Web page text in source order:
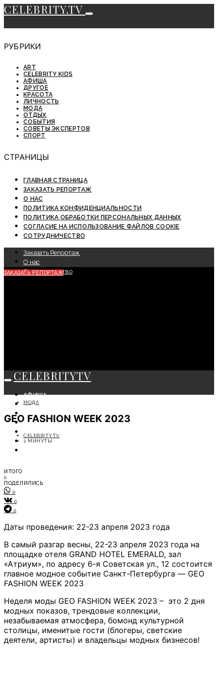
CELEBRITY.TV
РУБРИКИ
ART
CELEBRITY KIDS
АФИША
ДРУГОЕ
КРАСОТА
ЛИЧНОСТЬ
МОДА
ОТДЫХ
СОБЫТИЯ
СОВЕТЫ ЭКСПЕРТОВ
СПОРТ
СТРАНИЦЫ
ГЛАВНАЯ СТРАНИЦА
ЗАКАЗАТЬ РЕПОРТАЖ
О НАС
ПОЛИТИКА КОНФИДЕНЦИАЛЬНОСТИ
ПОЛИТИКА ОБРАБОТКИ ПЕРСОНАЛЬНЫХ ДАННЫХ
СОГЛАСИЕ НА ИСПОЛЬЗОВАНИЕ ФАЙЛОВ COOKIE
СОТРУДНИЧЕСТВО
Заказать Репортаж
О нас
Сотрудничество
ЗАКАЗАТЬ РЕПОРТАЖ
CELEBRITYTV
АФИША
СОБЫТИЯ
КРАСОТА
МОДА
ЛИЧНОСТЬ
ОТДЫХ
МОДА
GEO FASHION WEEK 2023
CELEBRITYTV
2 МИНУТЫ
ИТОГО
0
ПОДЕЛИЛИСЬ
0
0
0
Даты проведения: 22-23 апреля 2023 года
В самый разгар весны, 22-23 апреля 2023 года на
площадке отеля GRAND HOTEL EMERALD, зал
«Атриум», по адресу 6-я Советская ул., 12 состоится
главное модное событие Санкт-Петербурга — GEO
FASHION WEEK 2023
Неделя моды GEO FASHION WEEK 2023 – это 2 дня
модных показов, трендовые коллекции,
незабываемая атмосфера, бомонд культурной
столицы, именитые гости (блогеры, светские
деятели, артисты) и владельцы модных бизнесов!